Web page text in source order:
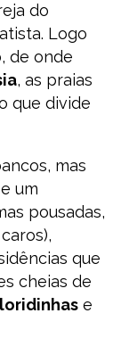
do
Logo
de onde
, as praias
que divide
mas
um
pousadas,
que
cheias de
e